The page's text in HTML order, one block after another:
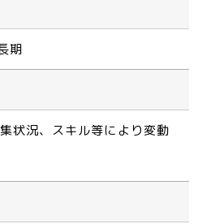
期
状況、スキル等により変動